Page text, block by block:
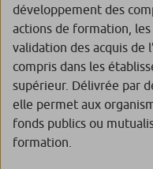
développement des
actions de formation,
validation des acquis de
compris dans les
supérieur. Délivrée par
elle permet aux
fonds publics ou
formation.